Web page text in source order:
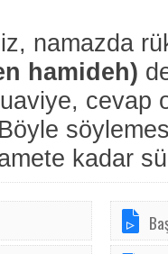
namazda
hamideh)
cevap
kadar